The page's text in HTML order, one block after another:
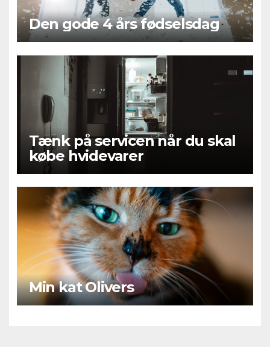
Den gode 4 års fødselsdag
Tænk på servicen når du skal
købe hvidevarer
Min kat Olivers